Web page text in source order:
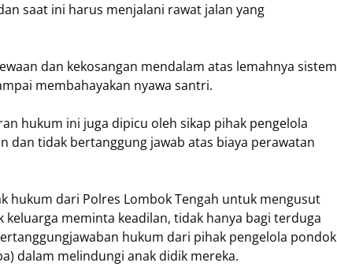
saat ini harus menjalani rawat jalan yang
dan kekosangan mendalam atas lemahnya sistem
membahayakan nyawa santri.
hukum ini juga dipicu oleh sikap pihak pengelola
dan tidak bertanggung jawab atas biaya perawatan
hukum dari Polres Lombok Tengah untuk mengusut
meminta keadilan, tidak hanya bagi terduga
hukum dari pihak pengelola pondok
dalam melindungi anak didik mereka.